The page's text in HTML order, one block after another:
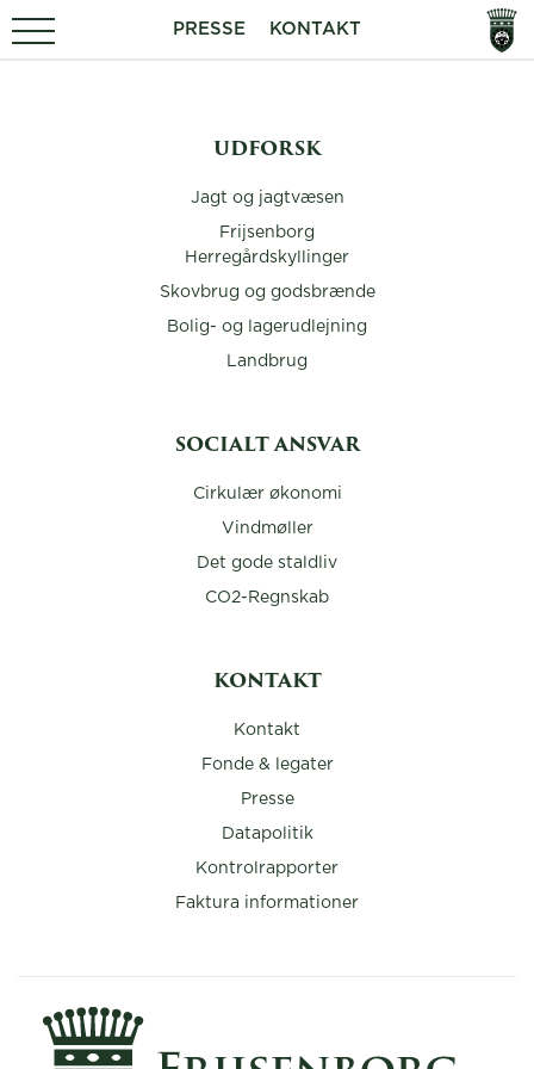
PRESSE KONTAKT
UDFORSK
Jagt og jagtvæsen
Frijsenborg
Herregårdskyllinger
Skovbrug og godsbrænde
Bolig- og lagerudlejning
Landbrug
SOCIALT ANSVAR
Cirkulær økonomi
Vindmøller
Det gode staldliv
CO2-Regnskab
KONTAKT
Kontakt
Fonde & legater
Presse
Datapolitik
Kontrolrapporter
Faktura informationer